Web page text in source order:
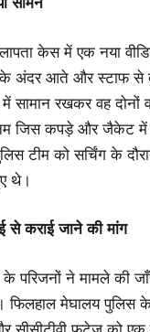
सामने
केस में एक नया
के अंदर आते और स्टाफ से
सामान रखकर वह दोनों
जिस कपड़े और जैकेट
टीम को सर्चिंग के
थे।
से कराई जाने की मांग
के परिजनों ने मामले की
फिलहाल मेघालय पुलिस